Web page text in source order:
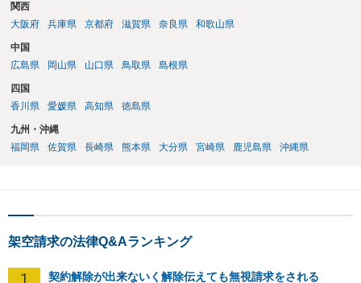
関西
大阪府
兵庫県 京都府 滋賀県 奈良県 和歌山県
中国
広島県
岡山県 山口県 鳥取県 島根県
四国
香川県
愛媛県 高知県 徳島県
九州・沖縄
福岡県
佐賀県 長崎県 熊本県 大分県 宮崎県 鹿児島県 沖縄県
架空請求の法律Q&Aランキング
1 契約解除が出来ないく解除伝えても無視請求をされる